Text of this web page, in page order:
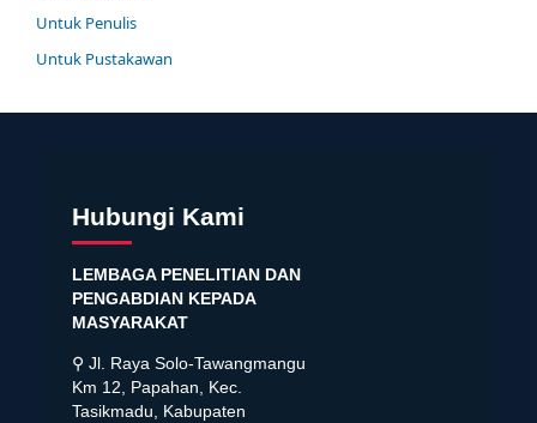
Untuk Penulis
Untuk Pustakawan
Hubungi Kami
LEMBAGA PENELITIAN DAN
PENGABDIAN KEPADA
MASYARAKAT
⚲ Jl. Raya Solo-Tawangmangu
Km 12, Papahan, Kec.
Tasikmadu, Kabupaten